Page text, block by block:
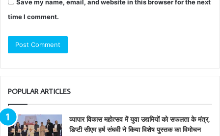
Save my name, email, and website in this browser for the next
time I comment.
POPULAR ARTICLES
व्यापार विकास महोत्सव में युवा उद्यमियों को सफलता के मंत्र,
डिप्टी सीएम हर्ष संघवी ने किया विशेष पुस्तक का विमोचन